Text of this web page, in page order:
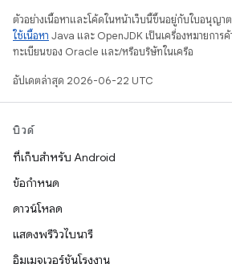
ตัวอย่างเนื้อหาและโค้ดในหน้าเว็บนี้ขึ้นอยู่กับใบอนุญา
ใช้เนื้อหา Java และ OpenJDK เป็นเครื่องหมายการค้
ทะเบียนของ Oracle และ/หรือบริษัทในเครือ
อัปเดตล่าสุด 2026-06-22 UTC
บิวด์
ที่เก็บสำหรับ Android
ข้อกำหนด
ดาวน์โหลด
แสดงพรีวิวไบนารี
อิมเมจเวอร์ชันโรงงาน